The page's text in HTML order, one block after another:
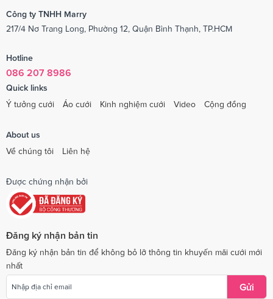
Công ty TNHH Marry
217/4 Nơ Trang Long, Phường 12, Quận Bình Thạnh, TP.HCM
Hotline
086 207 8986
Quick links
Ý tưởng cưới
Áo cưới Kinh nghiệm cưới Video Cộng đồng
About us
Về chúng tôi
Liên hệ
Được chứng nhận bởi
Đăng ký nhận bản tin
Đăng ký nhận bản tin để không bỏ lỡ thông tin khuyến mãi cưới mới
nhất
Gửi